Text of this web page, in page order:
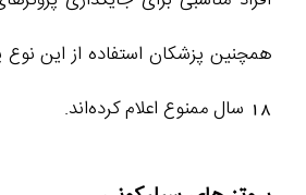
همچنین پزشکان استفاده از این نوع
18 سال ممنوع اعلام کرده‌اند.